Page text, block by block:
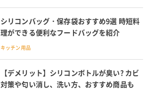
シリコンバッグ・保存袋おすすめ9選 時短料
理ができる便利なフードバッグを紹介
キッチン用品
【デメリット】シリコンボトルが臭い? カビ
対策や匂い消し、洗い方、おすすめ商品も